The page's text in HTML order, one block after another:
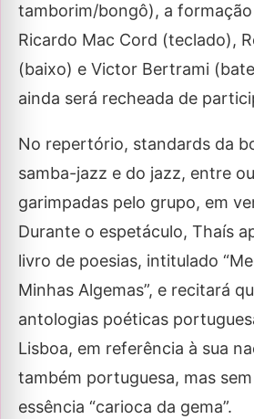
tamborim/bongô), a
Ricardo Mac Cord (teclado),
(baixo) e Victor Bertrami
ainda será recheada de
No repertório, standards da
samba-jazz e do jazz, entre
garimpadas pelo grupo, em
Durante o espetáculo, Thaís
livro de poesias, intitulado
Minhas Algemas”, e recitará
antologias poéticas
Lisboa, em referência à sua
também portuguesa, mas
essência “carioca da gema”.